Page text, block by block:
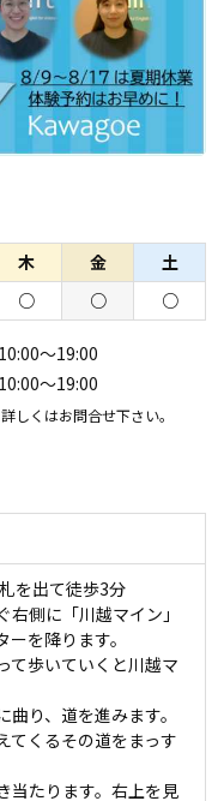
木 金
土
○ ○ ○
～19:00
～19:00
しくはお問合せ下さい。
を出て徒歩3分
側に「川越マイン」
を降ります。
歩いていくと川越マ
り、道を進みます。
くるその道をまっす
当たります。右上を見